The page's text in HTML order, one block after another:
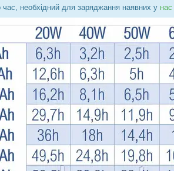
час, необхідний для заряджання наявних у нас